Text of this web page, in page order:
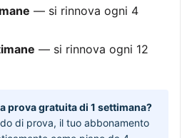
— si rinnova ogni 4
— si rinnova ogni 12
prova gratuita di 1 settimana?
di prova, il tuo abbonamento